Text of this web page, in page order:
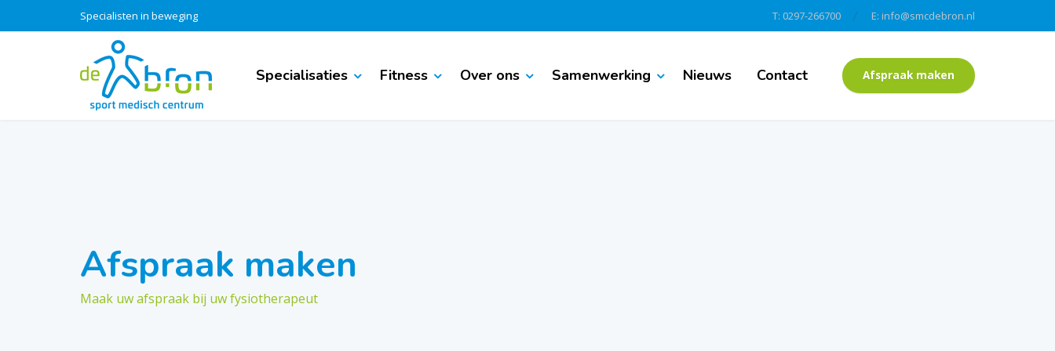
Specialisten in beweging T: 0297-266700 E: info@smcdebron.nl
Specialisaties Fitness Over ons Samenwerking Nieuws Contact Afspraak maken
Afspraak maken
Maak uw afspraak bij uw fysiotherapeut